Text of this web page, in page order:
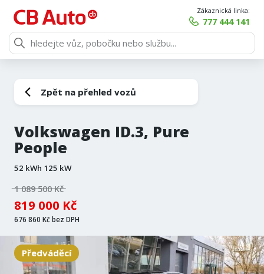
Zákaznická linka:
777 444 141
Zpět na přehled vozů
Volkswagen ID.3, Pure
People
52 kWh 125 kW
1 089 500 Kč
819 000 Kč
676 860 Kč bez DPH
Předváděcí